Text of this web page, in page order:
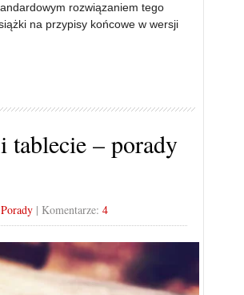
rozwiązaniem tego
na przypisy końcowe w wersji
tablecie – porady
Porady| Komentarze: 4